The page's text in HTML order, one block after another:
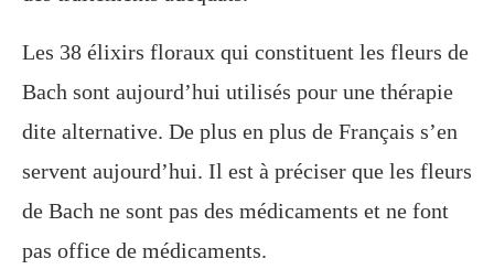
Les 38 élixirs floraux qui constituent les fleurs de
Bach sont aujourd’hui utilisés pour une thérapie
dite alternative. De plus en plus de Français s’en
servent aujourd’hui. Il est à préciser que les fleurs
de Bach ne sont pas des médicaments et ne font
pas office de médicaments.